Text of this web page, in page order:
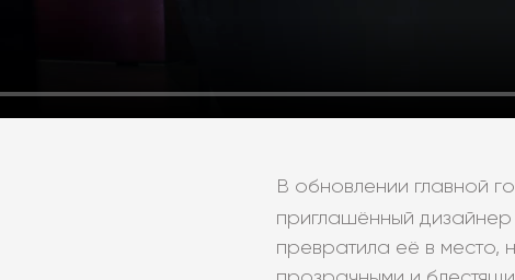
В обновлении главной
приглашённый
превратила её в